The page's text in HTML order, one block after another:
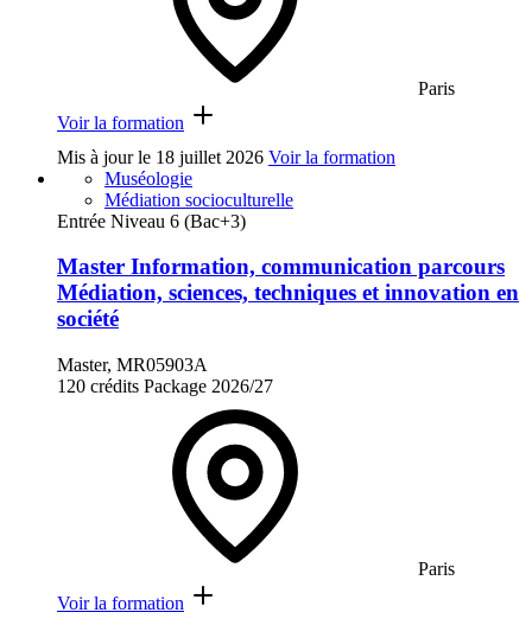
Paris
Voir la formation
Mis à jour le 18 juillet 2026 Voir la formation
Muséologie
Médiation socioculturelle
Entrée Niveau 6 (Bac+3)
Master Information, communication parcours
Médiation, sciences, techniques et innovation en
société
Master, MR05903A
120 crédits Package 2026/27
Paris
Voir la formation